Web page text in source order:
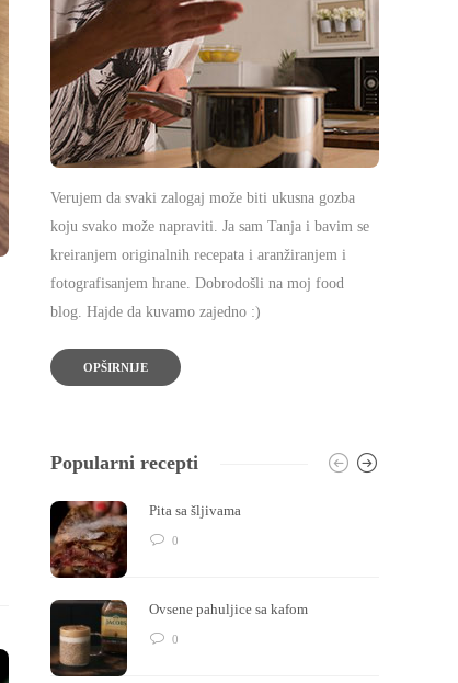
Verujem da svaki zalogaj može biti ukusna gozba
koju svako može napraviti. Ja sam Tanja i bavim se
kreiranjem originalnih recepata i aranžiranjem i
fotografisanjem hrane. Dobrodošli na moj food
blog. Hajde da kuvamo zajedno :)
OPŠIRNIJE
Popularni recepti
Pita sa šljivama
0
Ovsene pahuljice sa kafom
0